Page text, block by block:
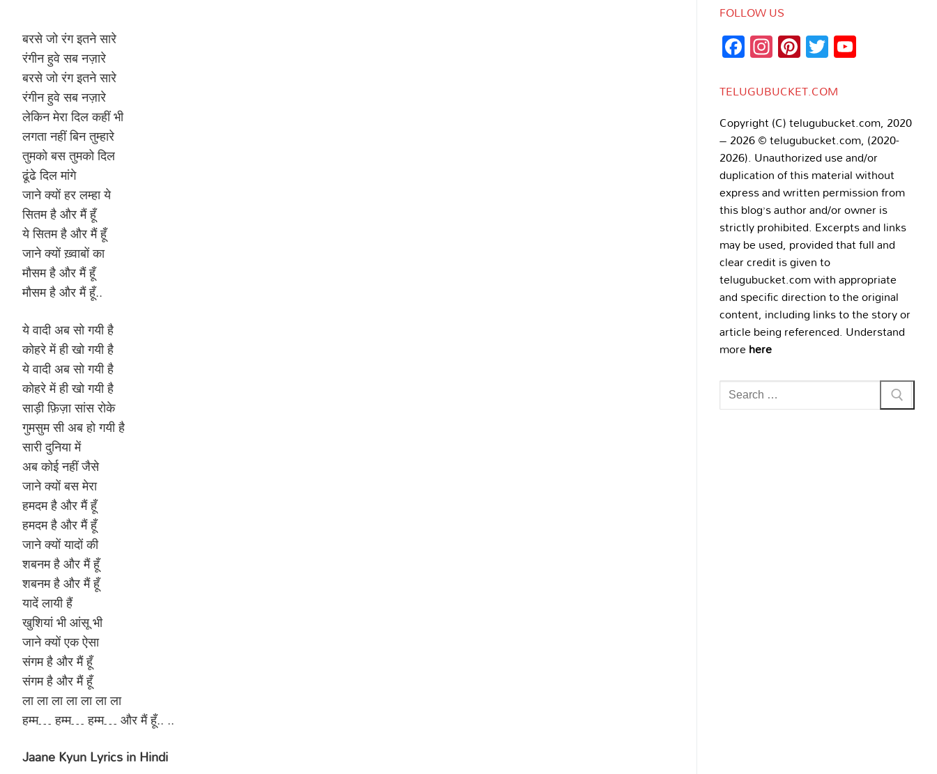
बरसे जो रंग इतने सारे
रंगीन हुवे सब नज़ारे
बरसे जो रंग इतने सारे
रंगीन हुवे सब नज़ारे
लेकिन मेरा दिल कहीं भी
लगता नहीं बिन तुम्हारे
तुमको बस तुमको दिल
ढूंढे दिल मांगे
जाने क्यों हर लम्हा ये
सितम है और मैं हूँ
ये सितम है और मैं हूँ
जाने क्यों ख़्वाबों का
मौसम है और मैं हूँ
मौसम है और मैं हूँ..
ये वादी अब सो गयी है
कोहरे में ही खो गयी है
ये वादी अब सो गयी है
कोहरे में ही खो गयी है
साड़ी फ़िज़ा सांस रोके
गुमसुम सी अब हो गयी है
सारी दुनिया में
अब कोई नहीं जैसे
जाने क्यों बस मेरा
हमदम है और मैं हूँ
हमदम है और मैं हूँ
जाने क्यों यादों की
शबनम है और मैं हूँ
शबनम है और मैं हूँ
यादें लायी हैं
खुशियां भी आंसू भी
जाने क्यों एक ऐसा
संगम है और मैं हूँ
संगम है और मैं हूँ
ला ला ला ला ला ला ला
हम्म… हम्म… हम्म… और मैं हूँ.. ..
Jaane Kyun Lyrics in Hindi
FOLLOW US
Facebook
Instagram
Pinterest
Twitter
TELUGUBUCKET.COM
Copyright (C) telugubucket.com, 2020
– 2026 © telugubucket.com, (2020-
2026). Unauthorized use and/or
duplication of this material without
express and written permission from
this blog’s author and/or owner is
strictly prohibited. Excerpts and links
may be used, provided that full and
clear credit is given to
telugubucket.com with appropriate
and specific direction to the original
content, including links to the story or
article being referenced. Understand
morehere
Search
for: